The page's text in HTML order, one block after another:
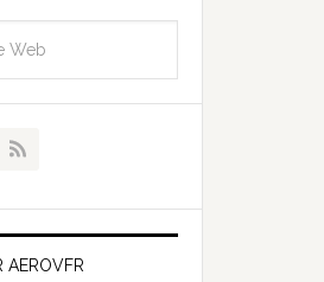
AEROVFR